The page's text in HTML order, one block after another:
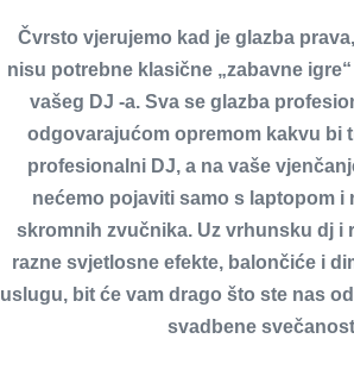
Čvrsto vjerujemo kad je glazba
nisu potrebne klasične „zabavne
vašeg DJ -a. Sva se glazba
odgovarajućom opremom kakvu bi
profesionalni DJ, a na vaše
nećemo pojaviti samo s laptopom i
skromnih zvučnika. Uz vrhunsku dj i
razne svjetlosne efekte, balončiće i
uslugu, bit će vam drago što ste nas
svadbene